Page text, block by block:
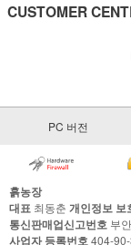
CUSTOMER
PC 버전
흙농장
대표 최동춘 개인정보 보
통신판매업신고번호 부
사업자 등록번호404-